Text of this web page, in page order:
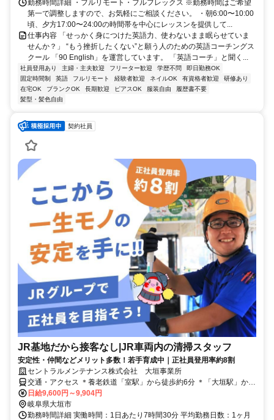
勤務時間詳細 ・フルリモート・フルフレックス ※勤務時間はご希望
第一で調整しますので、お気軽にご相談ください。 ・朝6:00〜10:00
頃、夕方17:00〜24:00の時間帯を中心にレッスンを提供して...
仕事内容 「せっかく身につけた英語力、使わないまま眠らせていま
せんか？」 “もう挫折したくない”と願う人のための英語コーチングス
クール 「90 English」を運営しています。 「英語コーチ」と聞く...
社員登用あり 主婦・主夫歓迎 フリーター歓迎 学歴不問
即日勤務OK
固定時間制
英語 フルリモート 経験者歓迎 ネイルOK 有資格者歓迎
研修あり
在宅OK
ブランクOK 長期歓迎 ピアスOK 服装自由
履歴書不要
髪型・髪色自由
契約社員
JR基地だから接客なし|JR車両内の清掃スタッフ
安定性・仲間などメリット多数！若手育成中｜正社員登用率約8割
セントラルメンテナンス株式会社 大垣事業所
交通・アクセス ＊養老鉄道「室駅」から徒歩約6分 ＊「大垣駅」から
１駅！ ＊東大垣駅・西大垣駅・美濃青柳駅・北大垣駅などからも通
いやすい！
日給9,600円～9,904円
岐阜県大垣市
勤務時間詳細 実働時間：1日あたり7時間30分 平均勤務日数：1ヶ月